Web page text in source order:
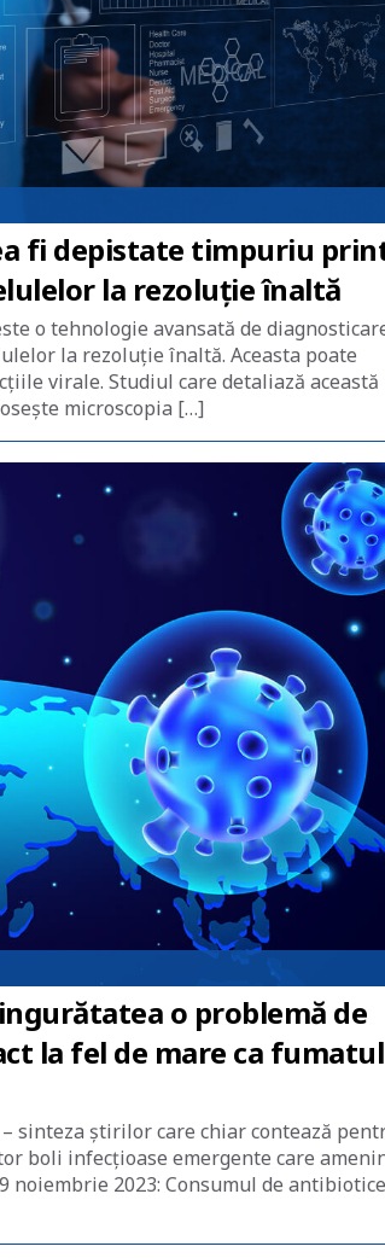
fi depistate timpuriu
la rezoluție înaltă
o tehnologie avansată de
la rezoluție înaltă. Aceasta poate
virale. Studiul care detaliază această
microscopia […]
o problemă de
la fel de mare ca
sinteza știrilor care chiar contează
boli infecțioase emergente care
2023: Consumul de